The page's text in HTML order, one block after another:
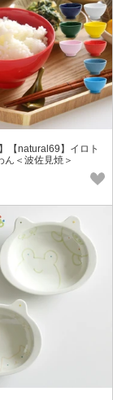
【natural69】イロト
＜波佐見焼＞